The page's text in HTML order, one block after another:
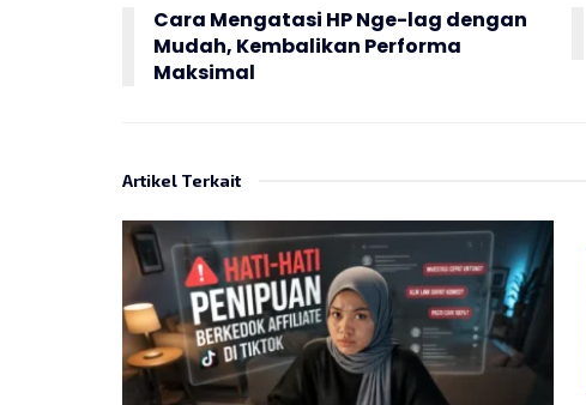
Cara Mengatasi HP Nge-lag dengan
Mudah, Kembalikan Performa
Maksimal
Artikel Terkait